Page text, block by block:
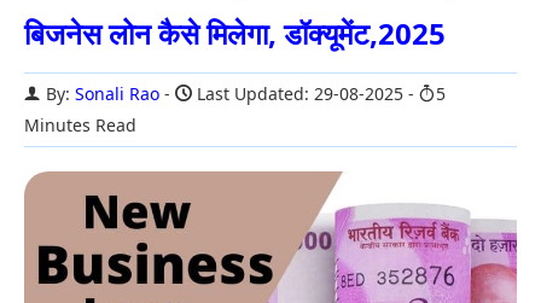
बिजनेस लोन कैसे मिलेगा, डॉक्यूमेंट,2025
By: Sonali Rao Last Updated: 29-08-2025
5
Minutes Read